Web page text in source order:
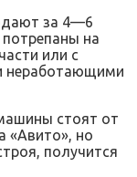
за 4—6
на
или с
неработающими
стоят от
«Авито», но
получится